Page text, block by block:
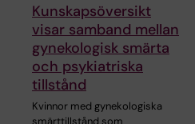
Kunskapsöversikt
visar samband mellan
gynekologisk smärta
och psykiatriska
tillstånd
Kvinnor med gynekologiska